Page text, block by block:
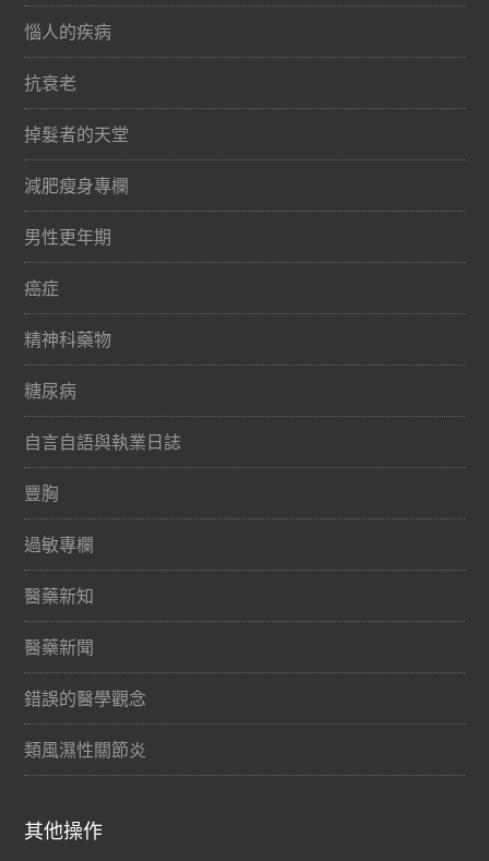
惱人的疾病
抗衰老
掉髮者的天堂
減肥瘦身專欄
男性更年期
癌症
精神科藥物
糖尿病
自言自語與執業日誌
豐胸
過敏專欄
醫藥新知
醫藥新聞
錯誤的醫學觀念
類風濕性關節炎
其他操作